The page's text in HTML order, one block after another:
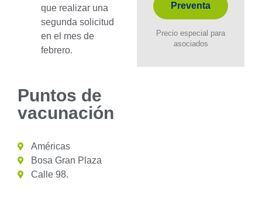
que realizar una
segunda solicitud
en el mes de
febrero.
Puntos de
vacunación
Américas
Bosa Gran Plaza
Calle 98.
Preventa
Precio especial para
asociados